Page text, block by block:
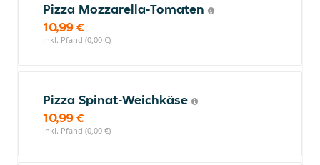
Pizza Mozzarella-Tomaten
10,99 €
inkl. Pfand (0,00 €)
Pizza Spinat-Weichkäse
10,99 €
inkl. Pfand (0,00 €)